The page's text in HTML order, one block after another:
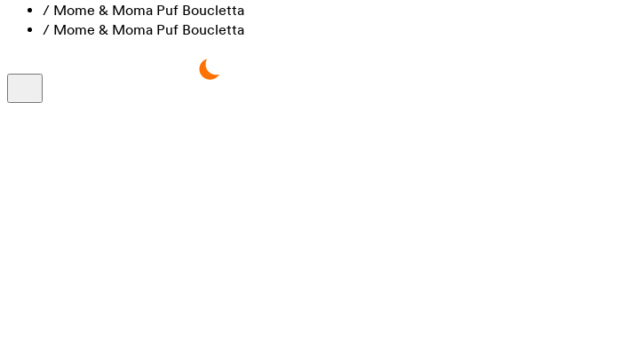
/ Mome & Moma Puf Boucletta
/ Mome & Moma Puf Boucletta